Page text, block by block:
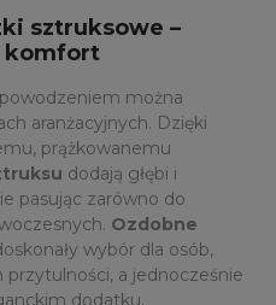
sztruksowe –
komfort
można
aranżacyjnych. Dzięki
prążkowanemu
dodają głębi i
pasując zarówno do
Ozdobne
wybór dla osób,
a jednocześnie
dodatku.